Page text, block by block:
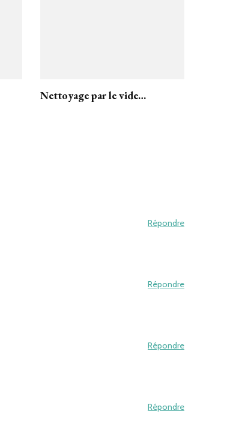
Nettoyage par le vide…
Répondre
Répondre
Répondre
Répondre